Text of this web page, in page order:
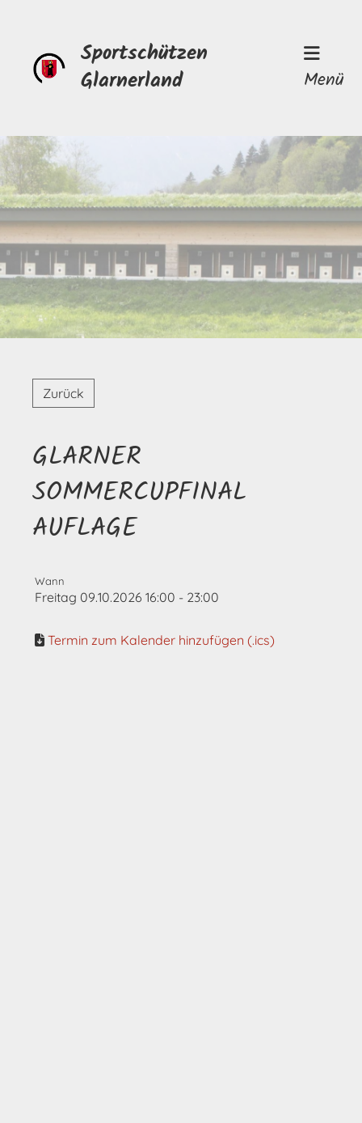
Sportschützen
Glarnerland
Menü
Zurück
GLARNER
SOMMERCUPFINAL
AUFLAGE
Wann
Freitag 09.10.2026 16:00 - 23:00
Termin zum Kalender hinzufügen (.ics)